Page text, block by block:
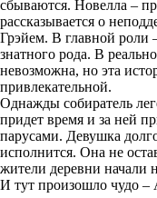
сбываются. Новелла –
рассказывается о
Грэйем. В главной роли
знатного рода. В
невозможна, но эта
привлекательной.
Однажды собиратель
придет время и за ней
парусами. Девушка
исполнится. Она не
жители деревни начали
И тут произошло чудо –